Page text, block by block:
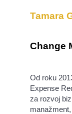
Tamara
Change
Od roku
Expense
za rozvoj